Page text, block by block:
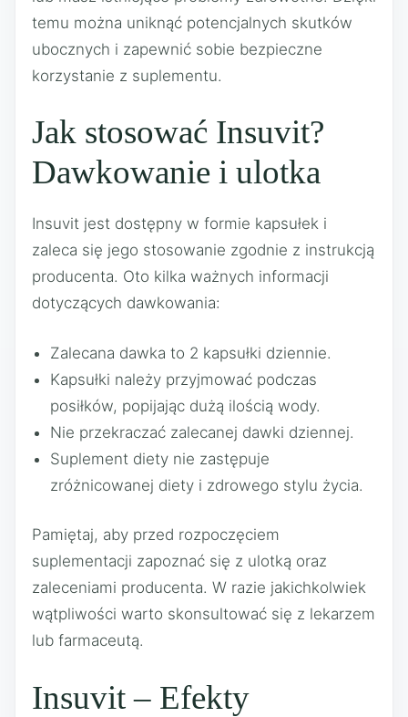
temu można uniknąć potencjalnych skutków
ubocznych i zapewnić sobie bezpieczne
korzystanie z suplementu.
Jak stosować Insuvit?
Dawkowanie i ulotka
Insuvit jest dostępny w formie kapsułek i
zaleca się jego stosowanie zgodnie z instrukcją
producenta. Oto kilka ważnych informacji
dotyczących dawkowania:
Zalecana dawka to 2 kapsułki dziennie.
Kapsułki należy przyjmować podczas
posiłków, popijając dużą ilością wody.
Nie przekraczać zalecanej dawki dziennej.
Suplement diety nie zastępuje
zróżnicowanej diety i zdrowego stylu życia.
Pamiętaj, aby przed rozpoczęciem
suplementacji zapoznać się z ulotką oraz
zaleceniami producenta. W razie jakichkolwiek
wątpliwości warto skonsultować się z lekarzem
lub farmaceutą.
Insuvit – Efekty